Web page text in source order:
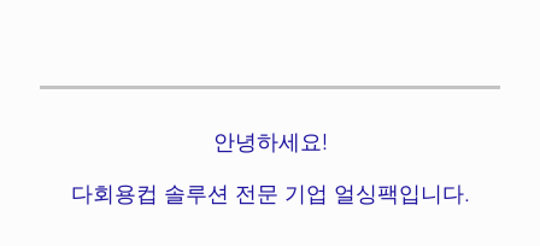
안녕하세요!
다회용컵 솔루션 전문 기업 얼싱팩입니다.